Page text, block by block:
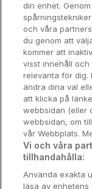
Booking
din enhet.
och våra
du genom att
kommer att
visst innehåll
relevanta för dig.
ändra dina val
att klicka på
webbsidan (eller
webbsidan, om
vår Webbplats.
Vi och våra
tillhandahålla:
Använda exakta
läsa av